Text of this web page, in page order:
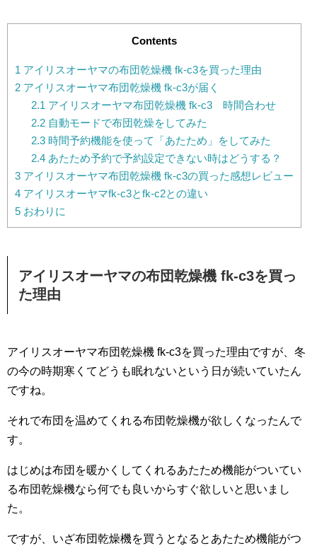
Contents
1 アイリスオーヤマの布団乾燥機 fk-c3を買った理由
2 アイリスオーヤマ布団乾燥機 fk-c3が届く
2.1 アイリスオーヤマ布団乾燥機 fk-c3 時間合わせ
2.2自動モードで布団乾燥をしてみた
2.3時間予約機能を使って「あたため」をしてみた
2.4あたため予約で予約設定できない時はどうする？
3 アイリスオーヤマ布団乾燥機 fk-c3の買った感想レビュー
4 アイリスオーヤマfk-c3とfk-c2との違い
5 おわりに
アイリスオーヤマの布団乾燥機 fk-c3を買っ
た理由
アイリスオーヤマ布団乾燥機 fk-c3を買った理由ですが、冬
の今の時期寒くてどうも眠れないという日が続いていたん
ですね。
それで布団を温めてくれる布団乾燥機が欲しくなったんで
す。
はじめは布団を暖かくしてくれるあたため機能がついてい
る布団乾燥機なら何でも良いからすぐ欲しいと思いまし
た。
ですが、いざ布団乾燥機を買うとなるとあたため機能がつ